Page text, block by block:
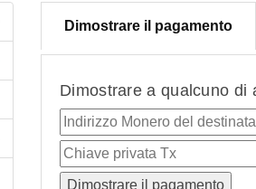
Dimostrare il pagamento
Dimostrare a qualcuno di